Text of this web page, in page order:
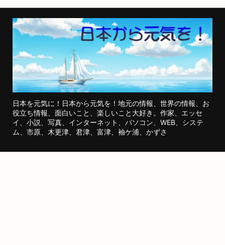
日本を元気に！日本から元気を！地元の情報、世界の情報、お
役立ち情報、面白いこと、楽しいこと大好き。作家、エッセ
イ、小説、写真、インターネット、パソコン、WEB、システ
ム、市原、木更津、君津、富津、袖ケ浦、かずさ